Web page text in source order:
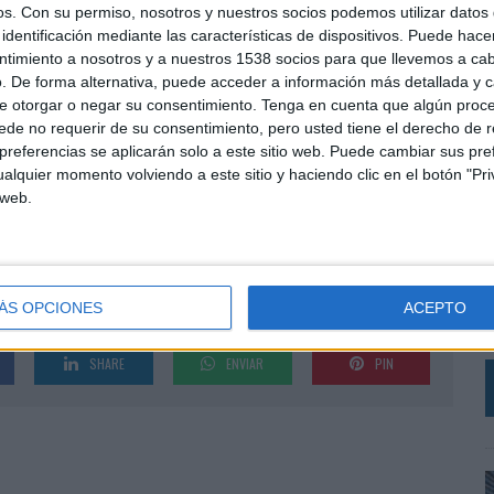
Con su permiso, nosotros y nuestros socios podemos utilizar datos
mediante las características de dispositivos. Puede
a nosotros y a nuestros 1538 socios para que llevemos a
De forma alternativa, puede acceder a información más detallada y
otorgar o negar su consentimiento. Tenga en cuenta que algún
no requerir de su consentimiento, pero usted tiene el derecho de
se aplicarán solo a este sitio web. Puede cambiar sus
momento volviendo a este sitio y haciendo clic en el botón
OPCIONES ACEPTO
muestra y un módulo de enrutamiento
así como a escenarios automatizados en una
e-mail, Bilendi mobile app notification, SMS,
web.
software, desarrollado por el equipo interno de I +
artificial más avanzadas de la industria.
la calidad de las muestras de los panelistas
nuestros clientes, y también mejora la eficiencia
de datos».
SHARE ENVIAR PIN